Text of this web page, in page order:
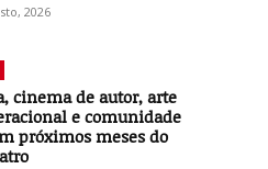
2026
cinema de autor, arte
e comunidade
próximos meses do